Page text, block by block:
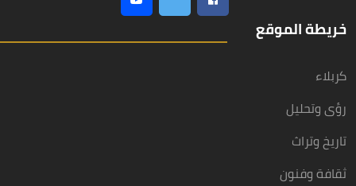
خريطة الموقع
كربلاء
رؤى وتحليل
تاريخ وتراث
ثقافة وفنون